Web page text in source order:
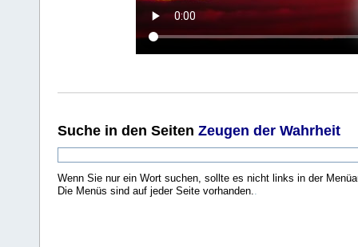
Suche in den Seiten Zeugen der Wahrheit
Wenn Sie nur ein Wort suchen, sollte es nicht links in der
Die Menüs sind auf jeder Seite vorhanden..